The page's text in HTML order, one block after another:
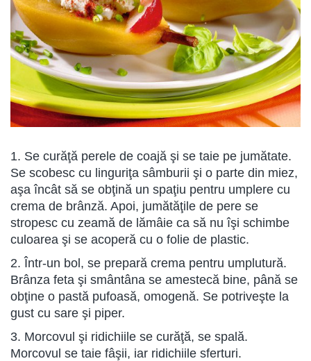
1. Se curăţă perele de coajă şi se taie pe jumătate.
Se scobesc cu linguriţa sâmburii şi o parte din miez,
aşa încât să se obţină un spaţiu pentru umplere cu
crema de brânză. Apoi, jumătăţile de pere se
stropesc cu zeamă de lămâie ca să nu îşi schimbe
culoarea şi se acoperă cu o folie de plastic.
2. Într-un bol, se prepară crema pentru umplutură.
Brânza feta şi smântâna se amestecă bine, până se
obţine o pastă pufoasă, omogenă. Se potriveşte la
gust cu sare şi piper.
3. Morcovul şi ridichiile se curăţă, se spală.
Morcovul se taie fâşii, iar ridichiile sferturi.